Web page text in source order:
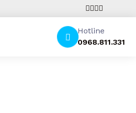
Hotline
0968.811.331